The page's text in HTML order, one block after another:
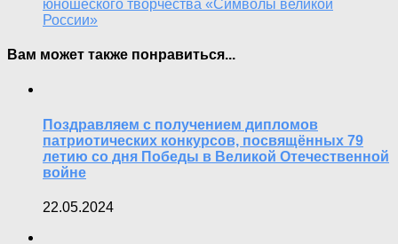
юношеского творчества «Символы великой
России»
Вам может также понравиться...
Поздравляем с получением дипломов
патриотических конкурсов, посвящённых 79
летию со дня Победы в Великой Отечественной
войне
22.05.2024